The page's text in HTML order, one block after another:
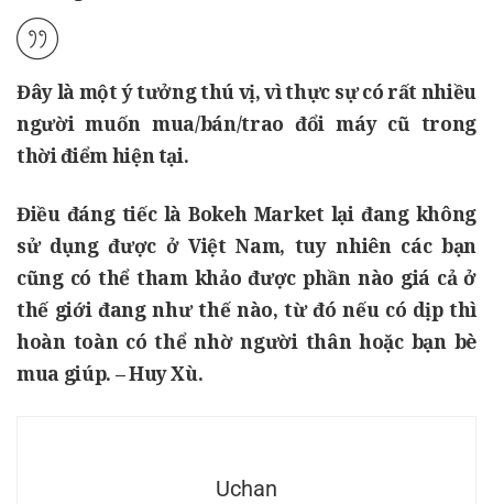
Đây là một ý tưởng thú vị, vì thực sự có rất nhiều
người muốn mua/bán/trao đổi máy cũ trong
thời điểm hiện tại.
Điều đáng tiếc làBokeh Market lại đang không
sử dụng được ở Việt Nam, tuy nhiên các bạn
cũng có thể tham khảo được phần nào giá cả ở
thế giới đang như thế nào, từ đó nếu có dịp thì
hoàn toàn có thể nhờ người thân hoặc bạn bè
mua giúp. –Huy Xù.
Uchan